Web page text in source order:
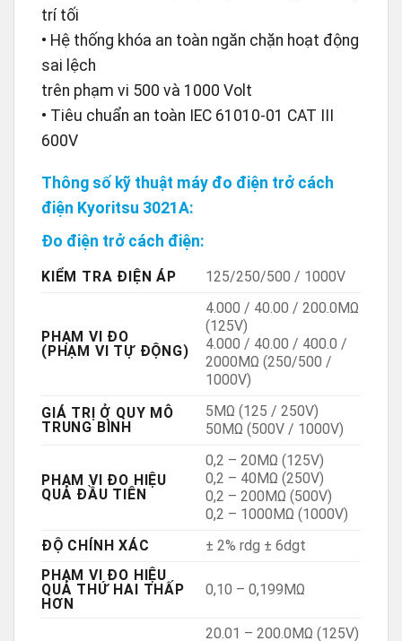
trí tối
• Hệ thống khóa an toàn ngăn chặn hoạt động
sai lệch
trên phạm vi 500 và 1000 Volt
• Tiêu chuẩn an toàn IEC 61010-01 CAT III
600V
Thông số kỹ thuật máy đo điện trở cách
điện Kyoritsu 3021A:
Đo điện trở cách điện:
KIỂM TRA ĐIỆN ÁP 125/250/500 / 1000V
PHẠM VI ĐO
(PHẠM VI TỰ ĐỘNG)
4.000 / 40.00 / 200.0MΩ
(125V)
4.000 / 40.00 / 400.0 /
2000MΩ (250/500 /
1000V)
GIÁ TRỊ Ở QUY MÔ
TRUNG BÌNH
5MΩ (125 / 250V)
50MΩ (500V / 1000V)
PHẠM VI ĐO HIỆU
QUẢ ĐẦU TIÊN
0,2 – 20MΩ (125V)
0,2 – 40MΩ (250V)
0,2 – 200MΩ (500V)
0,2 – 1000MΩ (1000V)
ĐỘ CHÍNH XÁC
± 2% rdg ± 6dgt
PHẠM VI ĐO HIỆU
QUẢ THỨ HAI THẤP
HƠN
0,10 – 0,199MΩ
20.01 – 200.0MΩ (125V)